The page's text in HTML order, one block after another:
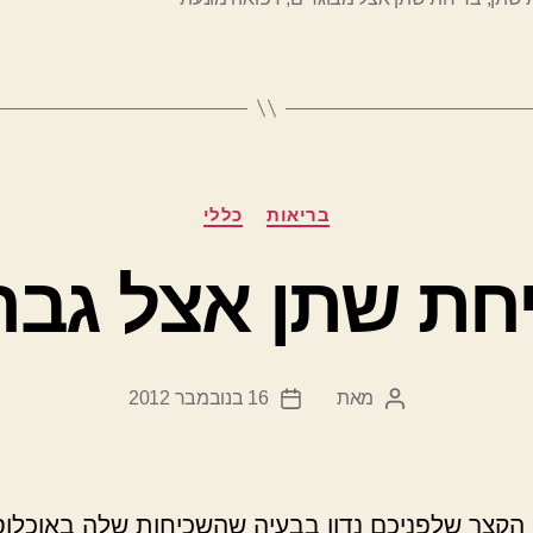
למנוע
קטגוריות בריאות כללי
שתן אצל
המחבר
מאת
תאריך
16 בנובמבר 2012
שלפניכם נדון בבעיה שהשכיחות שלה